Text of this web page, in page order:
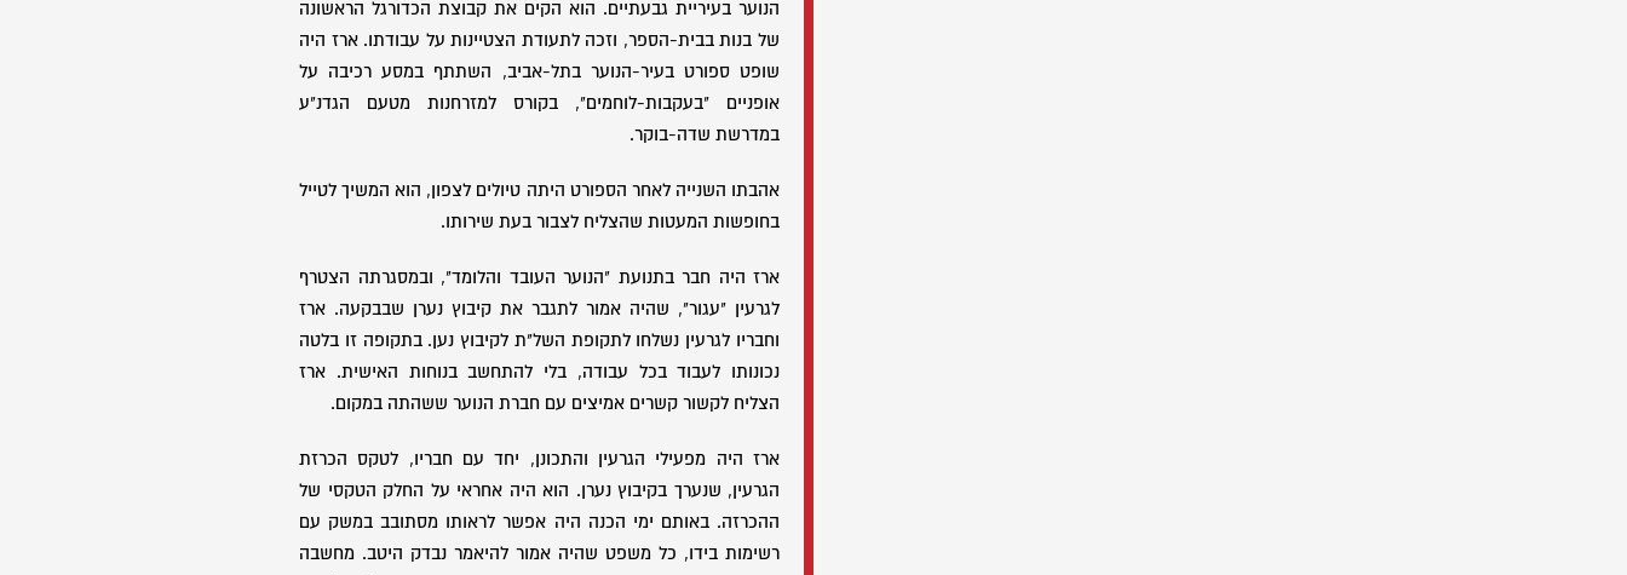
הנוער בעיריית גבעתיים. הוא הקים את קבוצת הכדורגל הראשונה
של בנות בבית-הספר, וזכה לתעודת הצטיינות על עבודתו. ארז היה
שופט ספורט בעיר-הנוער בתל-אביב, השתתף במסע רכיבה על
אופניים "בעקבות-לוחמים", בקורס למזרחנות מטעם הגדנ"ע
במדרשת שדה-בוקר.
אהבתו השנייה לאחר הספורט היתה טיולים לצפון, הוא המשיך לטייל
בחופשות המעטות שהצליח לצבור בעת שירותו.
ארז היה חבר בתנועת "הנוער העובד והלומד", ובמסגרתה הצטרף
לגרעין "עגור", שהיה אמור לתגבר את קיבוץ נערן שבבקעה. ארז
וחבריו לגרעין נשלחו לתקופת השל"ת לקיבוץ נען. בתקופה זו בלטה
נכונותו לעבוד בכל עבודה, בלי להתחשב בנוחות האישית. ארז
הצליח לקשור קשרים אמיצים עם חברת הנוער ששהתה במקום.
ארז היה מפעילי הגרעין והתכונן, יחד עם חבריו, לטקס הכרזת
הגרעין, שנערך בקיבוץ נערן. הוא היה אחראי על החלק הטקסי של
ההכרזה. באותם ימי הכנה היה אפשר לראותו מסתובב במשק עם
רשימות בידו, כל משפט שהיה אמור להיאמר נבדק היטב. מחשבה